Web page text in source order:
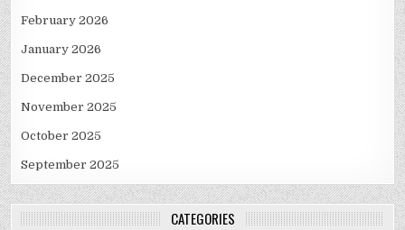
February 2026
January 2026
December 2025
November 2025
October 2025
September 2025
CATEGORIES